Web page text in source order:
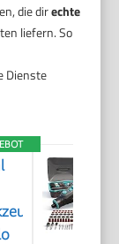
die direchte
liefern. So
Dienste